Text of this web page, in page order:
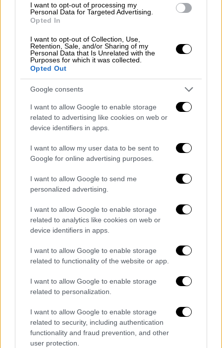
I want to opt-out of processing my
Personal Data for Targeted Advertising.
Opted In
I want to opt-out of Collection, Use,
Retention, Sale, and/or Sharing of my
Personal Data that Is Unrelated with the
Purposes for which it was collected.
Opted Out
Google consents
I want to allow Google to enable storage
related to advertising like cookies on web or
device identifiers in apps.
I want to allow my user data to be sent to
Google for online advertising purposes.
I want to allow Google to send me
personalized advertising.
I want to allow Google to enable storage
related to analytics like cookies on web or
device identifiers in apps.
I want to allow Google to enable storage
related to functionality of the website or app.
I want to allow Google to enable storage
related to personalization.
I want to allow Google to enable storage
related to security, including authentication
functionality and fraud prevention, and other
user protection.
σημαίνει ότι είναι πολύ δύσκολη η
κατάσβεσή της. Ελπίζουμε να μην
ενισχυθούν το πρωί οι άνεμοι για να
μπορέσουν τα πτητικά μέσα να συνδράμουν
στην κατάσβεση της πυρκαγιάς», είπε
χαρακτηριστικά ο κ.Πετρόπουλος.
Ο αντιδήμαρχος Σαρωνικού έκανε λόγο για
πολύ μεγάλη καταστροφή και πάρα πολλές
ζημιές, οι οποίες θα φανούν με το πρώτο
video
Νεκρός ηλικιωμένος στην Κερατέα
Σύμφωνα με τηνΠυροσβεστική, οι
πυροσβεστικές δυνάμεις εντόπισαν εντός
πλινθόκτιστης κατασκευής, απανθρακωμένο,